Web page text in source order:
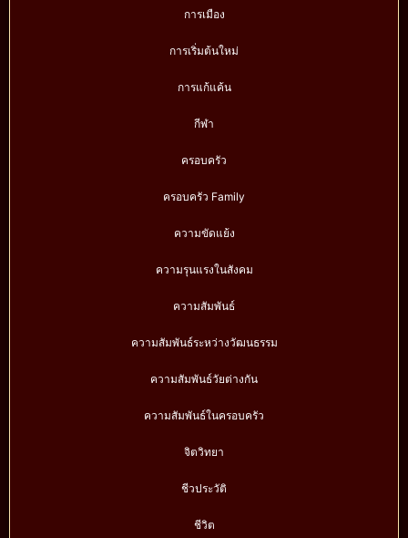
การเมือง
การเริ่มต้นใหม่
การแก้แค้น
กีฬา
ครอบครัว
ครอบครัว Family
ความขัดแย้ง
ความรุนแรงในสังคม
ความสัมพันธ์
ความสัมพันธ์ระหว่างวัฒนธรรม
ความสัมพันธ์วัยต่างกัน
ความสัมพันธ์ในครอบครัว
จิตวิทยา
ชีวประวัติ
ชีวิต